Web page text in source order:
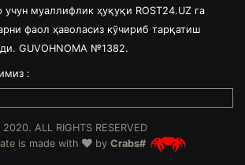
учун муаллифлик ҳуқуқи ROST24.UZ га
фаол ҳаволасиз кўчириб тарқатиш
GUVOHNOMA №1382.
:
ALL RIGHTS RESERVED
is made with
by Crabs#